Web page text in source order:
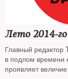
Лето 2014-го
Главный
в подлом времени
проявляет